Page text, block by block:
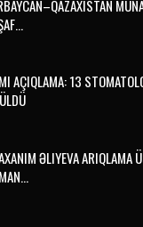
AÇIQLAMA: 13
ƏLIYEVA ARIQLAMA